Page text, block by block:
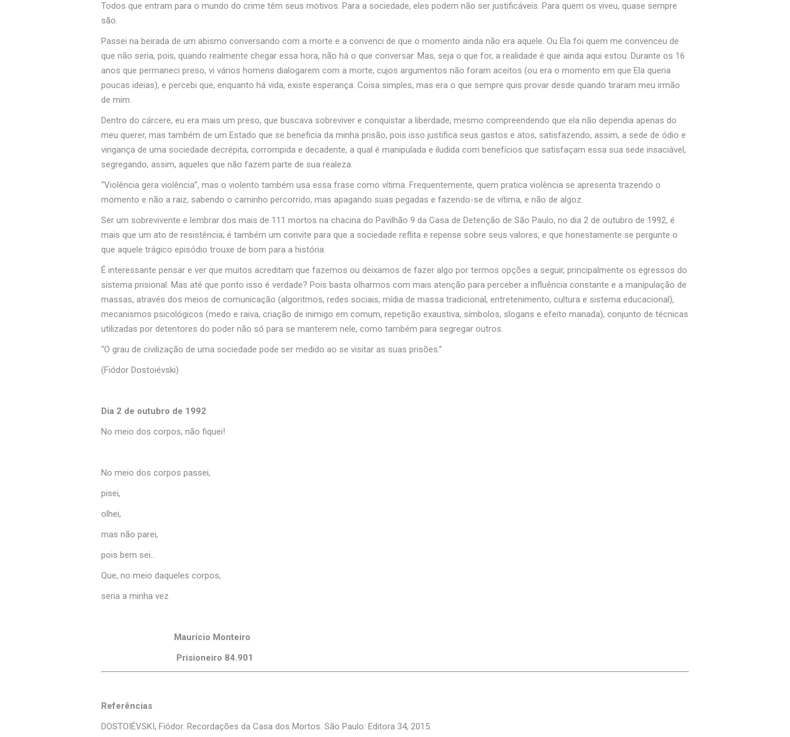
Todos que entram para o mundo do crime têm seus motivos. Para a sociedade, eles podem não ser justificáveis. Para quem os viveu, quase sempre
são.
Passei na beirada de um abismo conversando com a morte e a convenci de que o momento ainda não era aquele. Ou Ela foi quem me convenceu de
que não seria, pois, quando realmente chegar essa hora, não há o que conversar. Mas, seja o que for, a realidade é que ainda aqui estou. Durante os 16
anos que permaneci preso, vi vários homens dialogarem com a morte, cujos argumentos não foram aceitos (ou era o momento em que Ela queria
poucas ideias), e percebi que, enquanto há vida, existe esperança. Coisa simples, mas era o que sempre quis provar desde quando tiraram meu irmão
de mim.
Dentro do cárcere, eu era mais um preso, que buscava sobreviver e conquistar a liberdade, mesmo compreendendo que ela não dependia apenas do
meu querer, mas também de um Estado que se beneficia da minha prisão, pois isso justifica seus gastos e atos, satisfazendo, assim, a sede de ódio e
vingança de uma sociedade decrépita, corrompida e decadente, a qual é manipulada e iludida com benefícios que satisfaçam essa sua sede insaciável,
segregando, assim, aqueles que não fazem parte de sua realeza.
“Violência gera violência”, mas o violento também usa essa frase como vítima. Frequentemente, quem pratica violência se apresenta trazendo o
momento e não a raiz, sabendo o caminho percorrido, mas apagando suas pegadas e fazendo-se de vítima, e não de algoz.
Ser um sobrevivente e lembrar dos mais de 111 mortos na chacina do Pavilhão 9 da Casa de Detenção de São Paulo, no dia 2 de outubro de 1992, é
mais que um ato de resistência; é também um convite para que a sociedade reflita e repense sobre seus valores, e que honestamente se pergunte o
que aquele trágico episódio trouxe de bom para a história.
É interessante pensar e ver que muitos acreditam que fazemos ou deixamos de fazer algo por termos opções a seguir, principalmente os egressos do
sistema prisional. Mas até que ponto isso é verdade? Pois basta olharmos com mais atenção para perceber a influência constante e a manipulação de
massas, através dos meios de comunicação (algoritmos, redes sociais, mídia de massa tradicional, entretenimento, cultura e sistema educacional),
mecanismos psicológicos (medo e raiva, criação de inimigo em comum, repetição exaustiva, símbolos, slogans e efeito manada), conjunto de técnicas
utilizadas por detentores do poder não só para se manterem nele, como também para segregar outros.
“O grau de civilização de uma sociedade pode ser medido ao se visitar as suas prisões.”
(Fiódor Dostoiévski)
Dia 2 de outubro de 1992
No meio dos corpos, não fiquei!
No meio dos corpos passei,
pisei,
olhei,
mas não parei,
pois bem sei…
Que, no meio daqueles corpos,
seria a minha vez.
Maurício Monteiro
Prisioneiro 84.901
Referências
DOSTOIÉVSKI, Fiódor. Recordações da Casa dos Mortos. São Paulo: Editora 34, 2015.